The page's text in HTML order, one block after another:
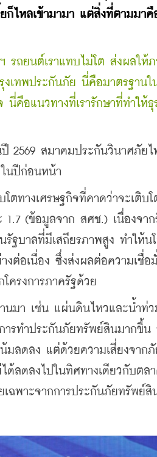
ไหลเข้ามามา แต่สิ่งที่ตามมาคื
รถยนต์เราแทบไม่โต ส่งผลให้
งเทพประกันภัย นี่คือมาตรฐาน
คือแนวทางที่เรารักษาที่ทำให้ธุ
สมาคมประกันวินาศภัยไ
ในปีก่อนหน้า
ทางเศรษฐกิจที่คาดว่าจะเติบ
(ข้อมูลจาก สศช.) เนื่องจา
ฐบาลที่มีเสถียรภาพสูง ทำให้นโ
งต่อเนื่อง ซึ่งส่งผลต่อความเชื่
ครงการภาครัฐด้วย
า เช่น แผ่นดินไหวและน้ำท่ว
รทำประกันภัยทรัพย์สินมากขึ้
ลดลง แต่ด้วยความเสี่ยงจากภั
ด้ลดลงไปในทิศทางเดียวกับตล
ฉพาะจากการประกันภัยทรัพย์